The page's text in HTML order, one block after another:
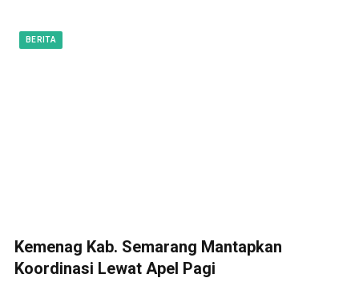
BERITA
Kemenag Kab. Semarang Mantapkan
Koordinasi Lewat Apel Pagi